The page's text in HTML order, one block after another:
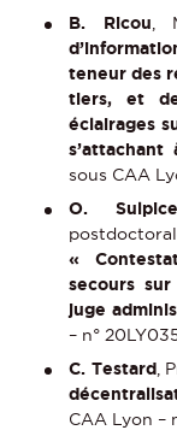
B. Ricou ,
teneur des
tiers, et
éclairages
sous CAA
O. Sulpice
«
secours
juge
– n°
C. Testard,
CAA Lyon –